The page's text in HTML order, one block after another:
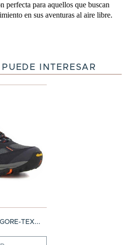
perfecta para aquellos que buscan
en sus aventuras al aire libre.
INTERESAR
TEX...